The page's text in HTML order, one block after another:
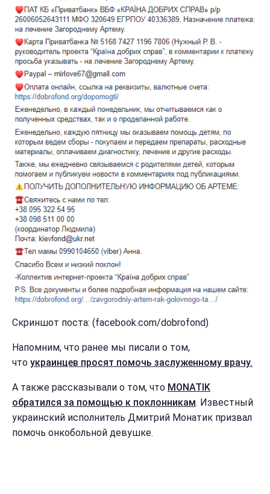
Скриншот поста: (facebook.com/dobrofond)
Напомним, что ранее мы писали о том,
что украинцев просят помочь заслуженному врачу.
А также рассказывали о том, что MONATIK
обратился за помощью к поклонникам. Известный
украинский исполнитель Дмитрий Монатик призвал
помочь онкобольной девушке.